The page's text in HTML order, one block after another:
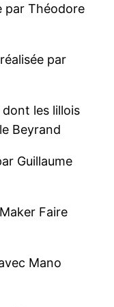
par Théodore
par
les lillois
Beyrand
Guillaume
Faire
Mano